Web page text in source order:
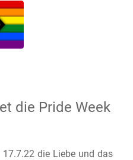
die Pride Week
die Liebe und das